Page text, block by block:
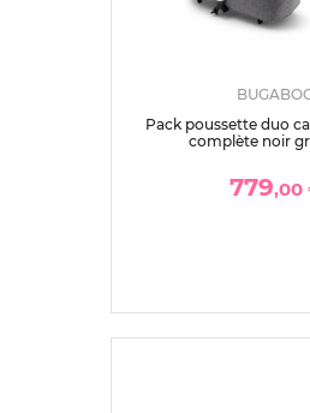
Pack poussette duo
complète noir
779,00